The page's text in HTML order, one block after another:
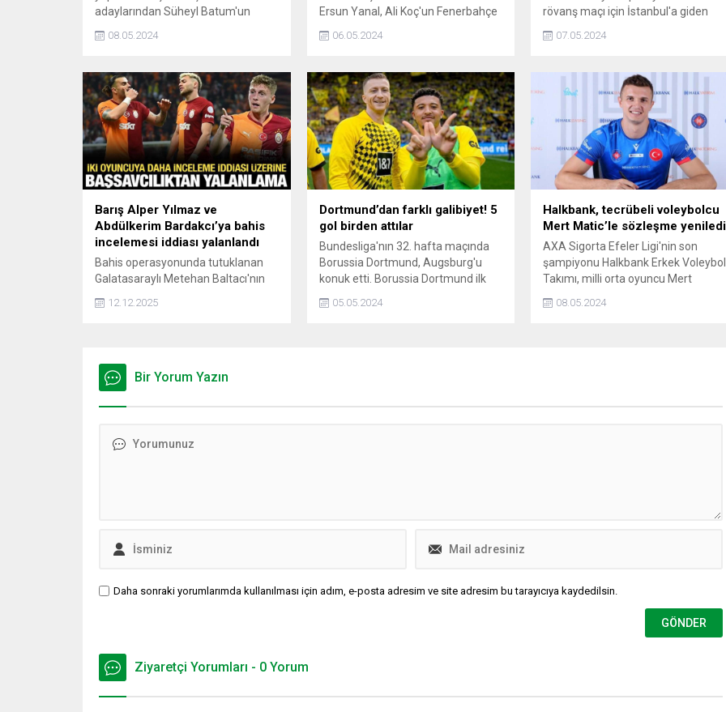
adaylarından Süheyl Batum'un
kazanması halinde sportif
direktörlük görevine dünyaca ünlü
getireceği belirtildi.
08.05.2024
Ersun Yanal, Ali Koç'un Fenerbahçe
başkanlığını bırakması gerektiğini
söyledi.
06.05.2024
rövanş maçı için İstanbul'a giden
Trabzonspor'un kamp kadrosu belli
oldu.
07.05.2024
Barış Alper Yılmaz ve
Abdülkerim Bardakcı’ya bahis
incelemesi iddiası yalanlandı
Bahis operasyonunda tutuklanan
Galatasaraylı Metehan Baltacı'nın
Abdülkerim Bardakcı ve Barış Alper
12.12.2025
Dortmund’dan farklı galibiyet! 5
gol birden attılar
Bundesliga'nın 32. hafta maçında
Borussia Dortmund, Augsburg'u
konuk etti. Borussia Dortmund ilk
mağlup etti ve ligde 2 maç aradan
05.05.2024
Halkbank, tecrübeli voleybolcu
Mert Matic’le sözleşme yeniledi
AXA Sigorta Efeler Ligi'nin son
şampiyonu Halkbank Erkek Voleybol
Takımı, milli orta oyuncu Mert
imzalandığını duyurdu.
08.05.2024
Bir Yorum Yazın
Daha sonraki yorumlarımda kullanılması için adım, e-posta adresim ve site adresim bu tarayıcıya kaydedilsin.
Ziyaretçi Yorumları - 0 Yorum